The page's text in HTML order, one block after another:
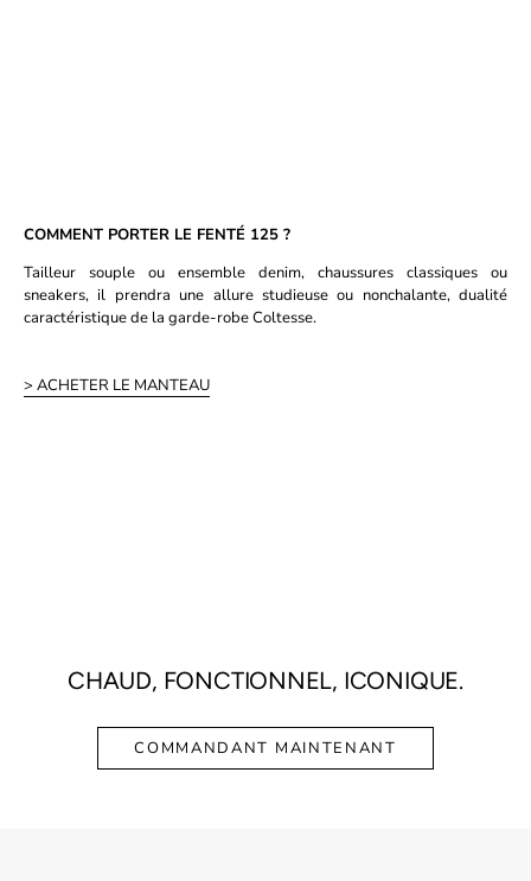
COMMENT PORTER LE FENTÉ 125 ?
Tailleur souple ou ensemble denim, chaussures classiques ou
sneakers, il prendra une allure studieuse ou nonchalante, dualité
caractéristique de la garde-robe Coltesse.
> ACHETER LE MANTEAU
CHAUD, FONCTIONNEL, ICONIQUE.
COMMANDANT MAINTENANT